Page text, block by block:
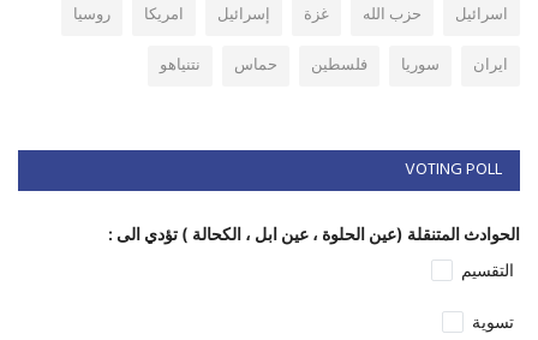
اسرائيل
حزب الله غزة إسرائيل امريكا
روسيا
ايران
سوريا فلسطين حماس نتنياهو
VOTING POLL
الحوادث المتنقلة (عين الحلوة ، عين ابل ، الكحالة ) تؤدي الى :
التقسيم
تسوية